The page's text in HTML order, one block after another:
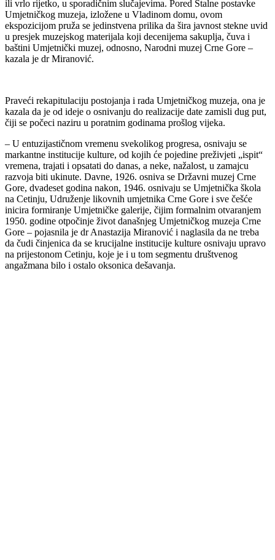
ili vrlo rijetko, u sporadičnim slučajevima. Pored Stalne postavke
Umjetničkog muzeja, izložene u Vladinom domu, ovom
ekspozicijom pruža se jedinstvena prilika da šira javnost stekne uvid
u presjek muzejskog materijala koji decenijema sakuplja, čuva i
baštini Umjetnički muzej, odnosno, Narodni muzej Crne Gore –
kazala je dr Miranović.
Praveći rekapitulaciju postojanja i rada Umjetničkog muzeja, ona je
kazala da je od ideje o osnivanju do realizacije date zamisli dug put,
čiji se počeci naziru u poratnim godinama prošlog vijeka.
– U entuzijastičnom vremenu svekolikog progresa, osnivaju se
markantne institucije kulture, od kojih će pojedine preživjeti „ispit“
vremena, trajati i opsatati do danas, a neke, nažalost, u zamajcu
razvoja biti ukinute. Davne, 1926. osniva se Državni muzej Crne
Gore, dvadeset godina nakon, 1946. osnivaju se Umjetnička škola
na Cetinju, Udruženje likovnih umjetnika Crne Gore i sve češće
inicira formiranje Umjetničke galerije, čijim formalnim otvaranjem
1950. godine otpočinje život današnjeg Umjetničkog muzeja Crne
Gore – pojasnila je dr Anastazija Miranović i naglasila da ne treba
da čudi činjenica da se krucijalne institucije kulture osnivaju upravo
na prijestonom Cetinju, koje je i u tom segmentu društvenog
angažmana bilo i ostalo oksonica dešavanja.